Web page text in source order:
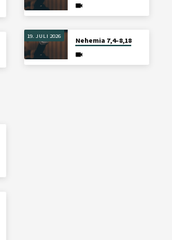
19. JULI 2026
Nehemia 7,4–8,18